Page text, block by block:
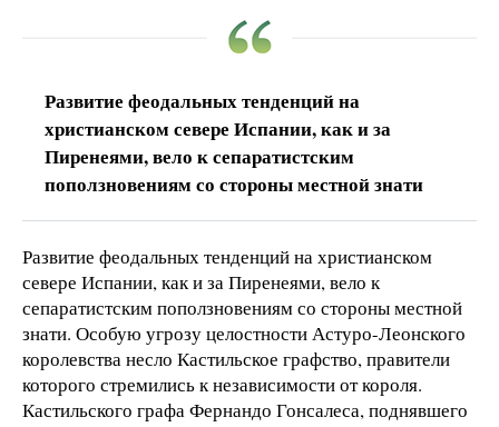
Развитие феодальных тенденций на
христианском севере Испании, как и за
Пиренеями, вело к сепаратистским
поползновениям со стороны местной знати
Развитие феодальных тенденций на христианском
севере Испании, как и за Пиренеями, вело к
сепаратистским поползновениям со стороны местной
знати. Особую угрозу целостности Астуро-Леонского
королевства несло Кастильское графство, правители
которого стремились к независимости от короля.
Кастильского графа Фернандо Гонсалеса, поднявшего